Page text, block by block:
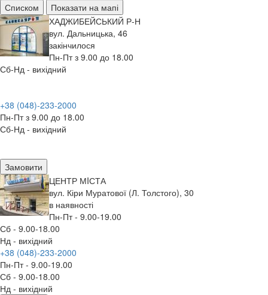
Списком
Показати на мапі
ХАДЖИБЕЙСЬКИЙ Р-Н
вул. Дальницька, 46
закінчилося
Пн-Пт з 9.00 до 18.00
Сб-Нд - вихідний
+38 (048)-233-2000
Пн-Пт з 9.00 до 18.00
Сб-Нд - вихідний
Замовити
ЦЕНТР МIСТА
вул. Кіри Муратової (Л. Толстого), 30
в наявності
Пн-Пт - 9.00-19.00
Сб - 9.00-18.00
Нд - вихідний
+38 (048)-233-2000
Пн-Пт - 9.00-19.00
Сб - 9.00-18.00
Нд - вихідний